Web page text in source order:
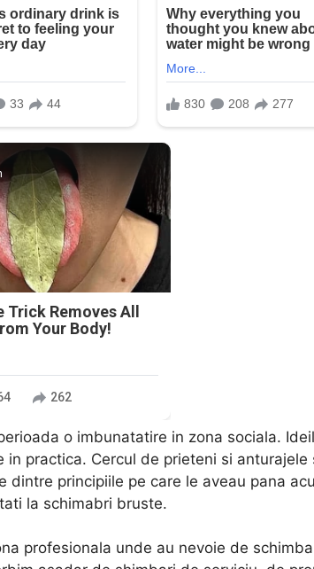
Trick Removes All
Your Body!
262
o imbunatatire in zona sociala.
practica. Cercul de prieteni si anturajele
dintre principiile pe care le aveau pana
la schimabri bruste.
profesionala unde au nevoie de